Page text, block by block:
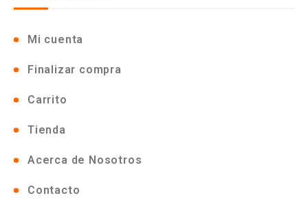
Mi cuenta
Finalizar compra
Carrito
Tienda
Acerca de Nosotros
Contacto